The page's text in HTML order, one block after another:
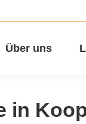
Über uns
in